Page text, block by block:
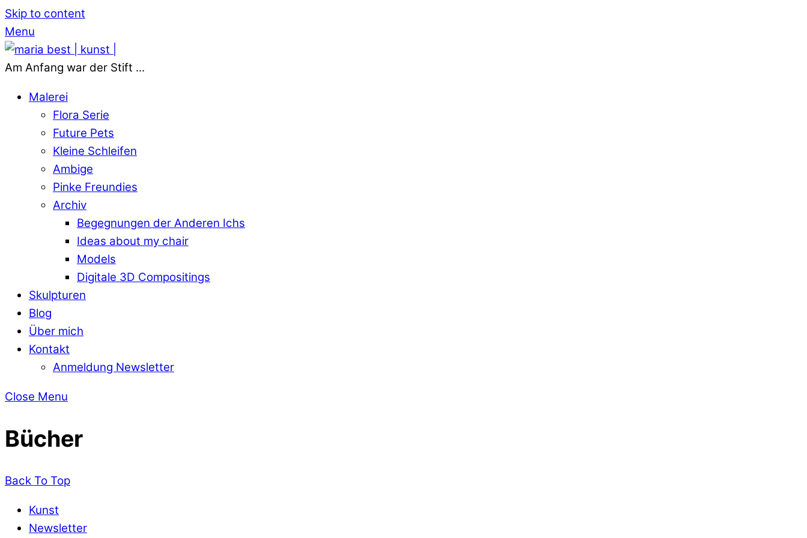
Skip to content
Menu
Am Anfang war der Stift ...
Malerei
Flora Serie
Future Pets
Kleine Schleifen
Ambige
Pinke Freundies
Archiv
Begegnungen der Anderen Ichs
Ideas about my chair
Models
Digitale 3D Compositings
Skulpturen
Blog
Über mich
Kontakt
Anmeldung Newsletter
Close Menu
Bücher
Back To Top
Kunst
Newsletter